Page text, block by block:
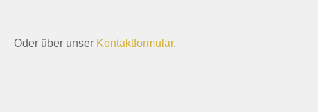
Oder über unser Kontaktformular.